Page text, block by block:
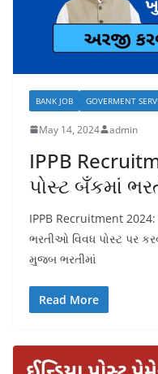
BANK JOB GOVERMENT
May 14, 2024 admin
IPPB
પોસ્ટ બઁકમાં
IPPB Recruitment
ભરતીઓ વિવધ પોસ્ટ પર
મુજબ ભરતીમાં
Read More